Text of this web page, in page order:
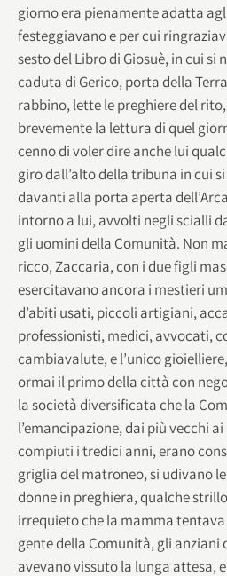
giorno era pienamente adatta
festeggiavano e per cui
sesto del Libro di Giosuè, in cui si
caduta di Gerico, porta della
rabbino, lette le preghiere del
brevemente la lettura di quel
cenno di voler dire anche lui
giro dall’alto della tribuna in cui
davanti alla porta aperta
intorno a lui, avvolti negli scialli
gli uomini della Comunità. Non
ricco, Zaccaria, con i due figli
esercitavano ancora i mestieri
d’abiti usati, piccoli artigiani,
professionisti, medici, avvocati,
cambiavalute, e l’unico
ormai il primo della città con
la società diversificata che la
l’emancipazione, dai più vecchi
compiuti i tredici anni, erano
griglia del matroneo, si udivano
donne in preghiera, qualche
irrequieto che la mamma
gente della Comunità, gli anziani
avevano vissuto la lunga attesa,